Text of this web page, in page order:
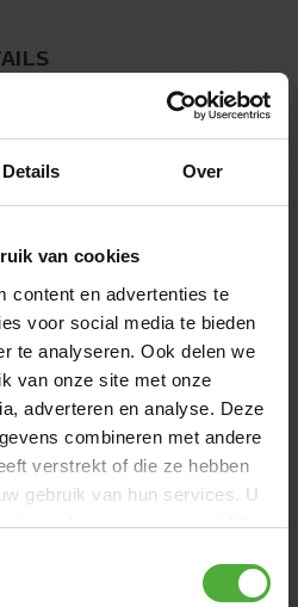
Details Over
van cookies
content en advertenties te
voor social media te bieden
te analyseren. Ook delen we
van onze site met onze
adverteren en analyse. Deze
combineren met andere
verstrekt of die ze hebben
gebruik van hun services. U
als u onze website blijft
Safety Net (35.71.*) - Filet 330
50.30.73.11
NET (35.71.*) - FILET